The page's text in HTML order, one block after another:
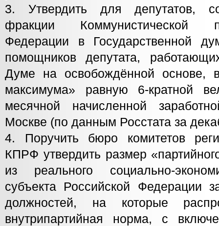
3. Утвердить для депутатов,
фракции Коммунистической
Федерации в Государственной
помощников депутата,
Думе на освобождённой основе,
максимума» равную 6-кратной
месячной начисленной
Москве (по данным Росстата за
4. Поручить бюро комитетов
КПРФ утвердить размер
из реального социально-
субъекта Российской Федерации
должностей, на которые
внутрипартийная норма, с